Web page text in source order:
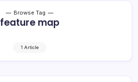
Browse Tag
feature map
1 Article